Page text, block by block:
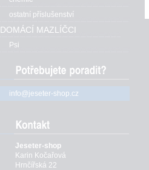
ostatní příslušenství
DOMÁCÍ MAZLÍČCI
Psi
info@jeseter-shop.cz
Jeseter-shop
Karin Kočařová
Hrnčířská 22